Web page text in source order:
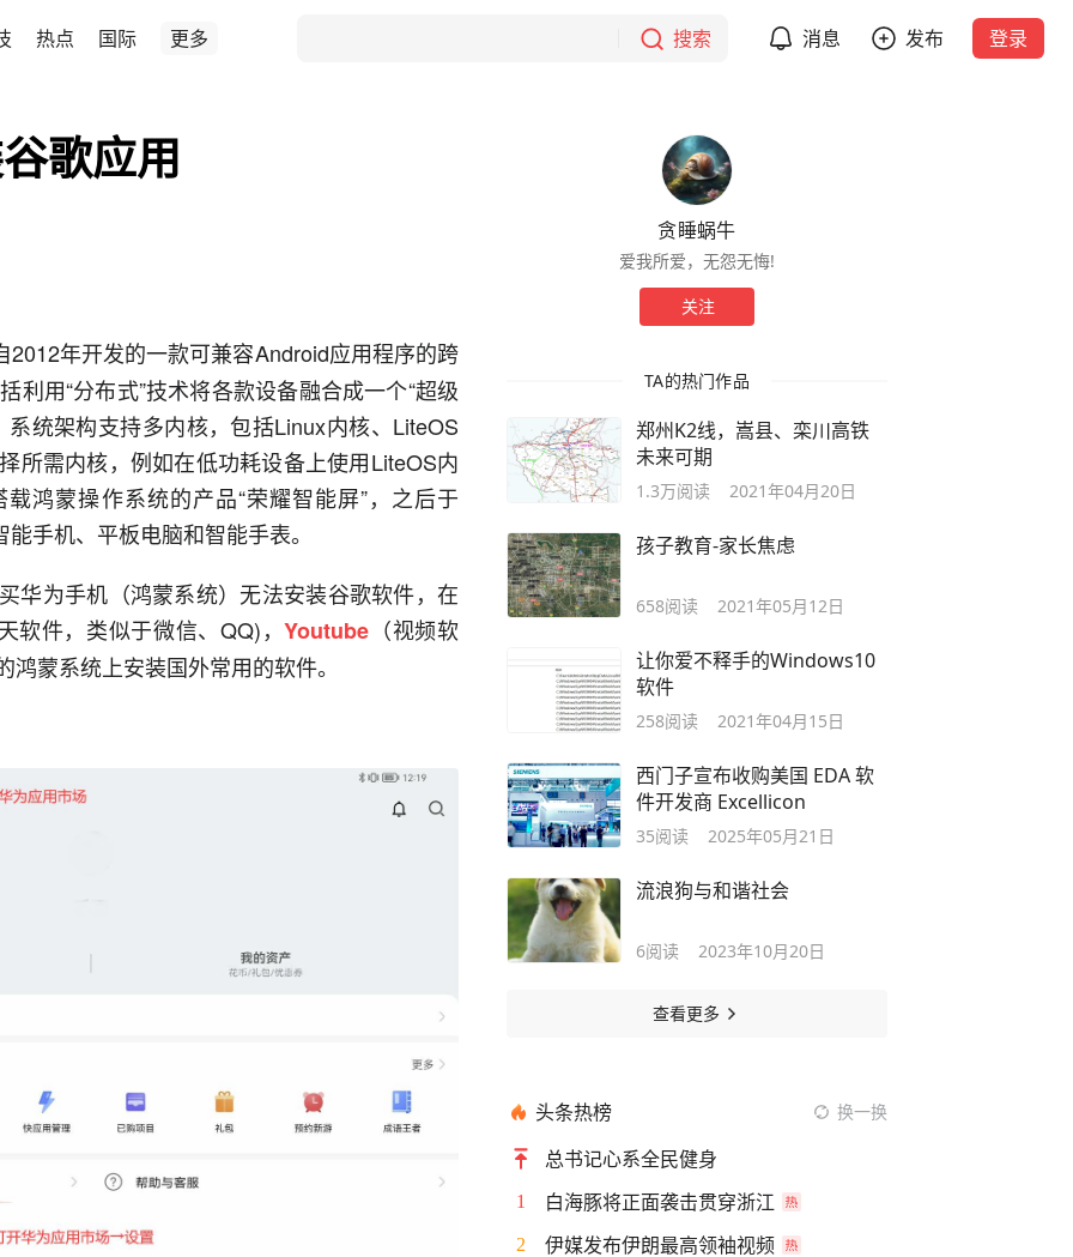
热点 国际 更多 搜索 消息 发布 登录
歌应用
2012年开发的一款可兼容Android应用程序的跨
利用“分布式”技术将各款设备融合成一个“超级
系统架构支持多内核，包括Linux内核、 LiteOS
所需内核，例如在低功耗设备上使用LiteOS内
鸿蒙操作系统的产品“荣耀智能屏”，之后于
能手机、 平板电脑和智能手表。
华为手机（鸿蒙系统）无法安装谷歌软件，在
软件，类似于微信、QQ)，Youtube （视频软
蒙系统上安装国外常用的软件。
贪睡蜗牛
爱我所爱，无怨无悔!
关注
TA的热门作品
郑州K2线，嵩县、栾川高铁
未来可期
1.3万阅读 2021年04月20日
孩子教育-家长焦虑
658阅读 2021年05月12日
让你爱不释手的Windows10
软件
258阅读 2021年04月15日
西门子宣布收购美国 EDA 软
件开发商 Excellicon
35阅读 2025年05月21日
流浪狗与和谐社会
6阅读 2023年10月20日
查看更多
头条热榜 换一换
总书记心系全民健身
1 白海豚将正面袭击贯穿浙江
2 伊媒发布伊朗最高领袖视频